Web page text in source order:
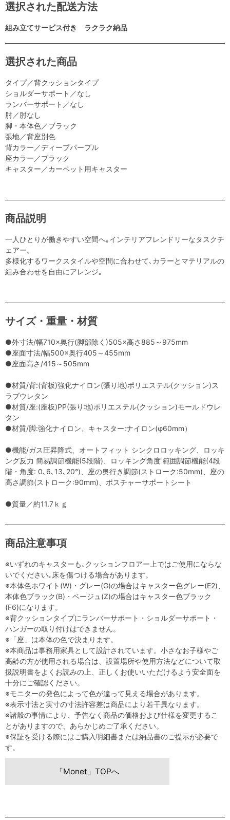
選択された配送方法
組み立てサービス付き ラクラク納品
選択された商品
タイプ／背クッションタイプ
ショルダーサポート／なし
ランバーサポート／なし
肘／肘なし
脚・本体色／ブラック
張地／背座別色
背カラー／ディープパープル
座カラー／ブラック
キャスター／カーペット用キャスター
商品説明
一人ひとりが働きやすい空間へ｡インテリアフレンドリーなタスクチ
ェアー。
多様化するワークスタイルや空間に合わせて､カラーとマテリアルの
組み合わせを自由にアレンジ｡
サイズ・重量・材質
●外寸法/幅710×奥行(脚部除く)505×高さ885～975mm
●座面寸法/幅500×奥行405～455mm
●座面高さ/415～505mm
●材質/背:(背板)強化ナイロン(張り地)ポリエステル(クッション)ス
ラブウレタン
●材質/座:(座板)PP(張り地)ポリエステル(クッション)モールドウレ
タン
●材質/脚:強化ナイロン、キャスター:ナイロン(φ60mm）
●機能/ガス圧昇降式、オートフィット シンクロロッキング、ロッキ
ング反力 簡易調節機能(5段階)、ロッキング角度 範囲調節機能(4段
階・角度: 0､6､13､20°)、座の奥行き調節(ストローク:50mm)、座の
高さ調節(ストローク:90mm)、ポスチャーサポートシート
●質量／約11.7ｋｇ
商品注意事項
※いずれのキャスターも､クッションフロアー上ではご使用にならな
いでください｡床を傷つける場合があります。
※本体色ホワイト(W)・グレー(G)の場合はキャスター色グレー(E2)、
本体色ブラック(B)・ベージュ(Z)の場合はキャスター色ブラック
(F6)になります。
※背クッションタイプにランバーサポート・ショルダーサポート・
ハンガーの取り付けはできません。
※「座」は本体の色で決まります。
※本商品は事務用家具として設計されています。小さなお子様やご
高齢の方が使用される場合は、設置場所や使用方法などについて取
扱説明書をよくお読みの上、正しくお使いいただけるよう安全面を
十分にご確認ください。
※モニターの発色によって色が違って見える場合があります。
※表示寸法と実寸の寸法許容差は商品により若干異なります。
※諸般の事情により、予告なく商品の価格および仕様を変更するこ
とがありますので、あらかじめご了承ください。
※保証を受ける際にはご購入明細書または納品書のご提示が必要で
す。
「Monet」TOPへ